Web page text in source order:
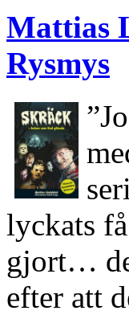
Mattias
Rysmys
lyckats
gjort…
efter att